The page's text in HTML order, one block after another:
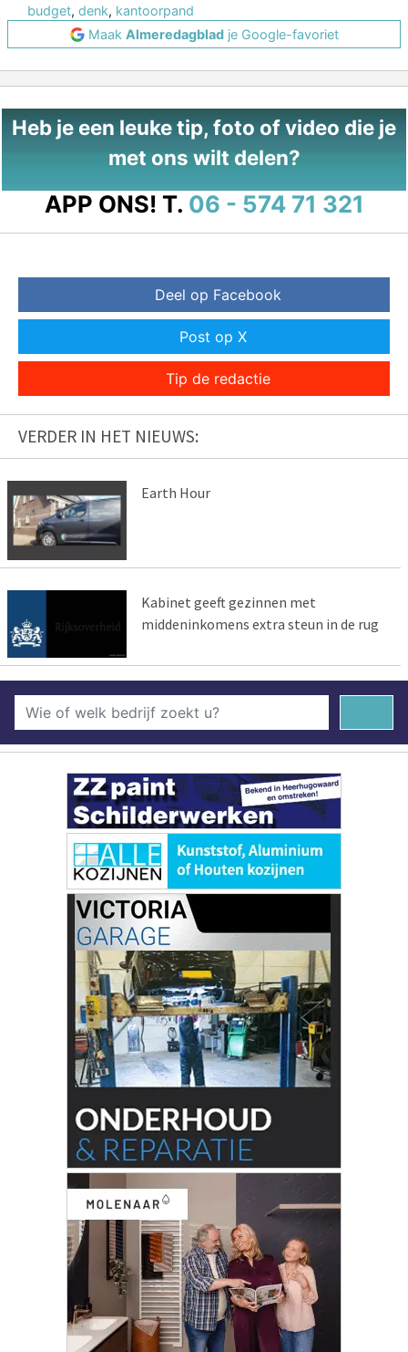
budget, denk, kantoorpand
Maak Almeredagbladje Google-favoriet
Heb je een leuke tip, foto of video die je
met ons wilt delen?
APP ONS! T. 06 - 574 71 321
Deel op Facebook
Post op X
Tip de redactie
VERDER IN HET NIEUWS:
Earth Hour
Kabinet geeft gezinnen met
middeninkomens extra steun in de rug